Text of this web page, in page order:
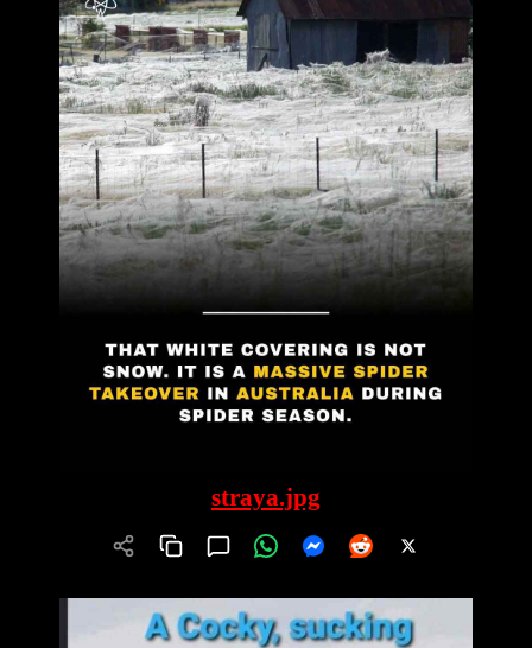
straya.jpg